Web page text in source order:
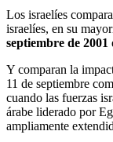
Los israelíes
israelíes, en su
septiembre de 2001
Y comparan la
11 de septiembre
cuando las fuerzas
árabe liderado por
ampliamente